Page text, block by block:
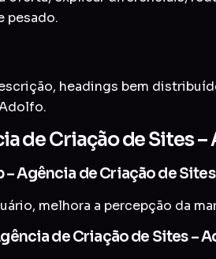
pesado.
headings bem
de Criação de Sites –
Agência de Criação de
melhora a percepção da
de Criação de Sites –